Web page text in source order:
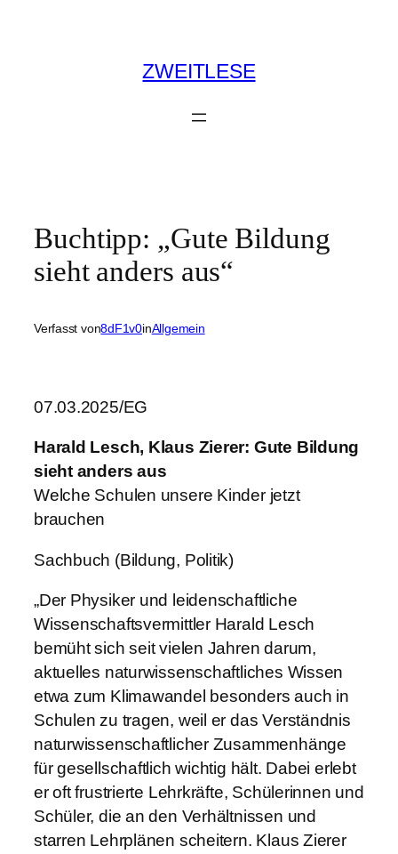
ZWEITLESE
Buchtipp: „Gute Bildung
sieht anders aus“
Verfasst von8dF1v0inAllgemein
07.03.2025/EG
Harald Lesch, Klaus Zierer: Gute Bildung
sieht anders aus
Welche Schulen unsere Kinder jetzt
brauchen
Sachbuch (Bildung, Politik)
„Der Physiker und leidenschaftliche
Wissenschaftsvermittler Harald Lesch
bemüht sich seit vielen Jahren darum,
aktuelles naturwissenschaftliches Wissen
etwa zum Klimawandel besonders auch in
Schulen zu tragen, weil er das Verständnis
naturwissenschaftlicher Zusammenhänge
für gesellschaftlich wichtig hält. Dabei erlebt
er oft frustrierte Lehrkräfte, Schülerinnen und
Schüler, die an den Verhältnissen und
starren Lehrplänen scheitern. Klaus Zierer